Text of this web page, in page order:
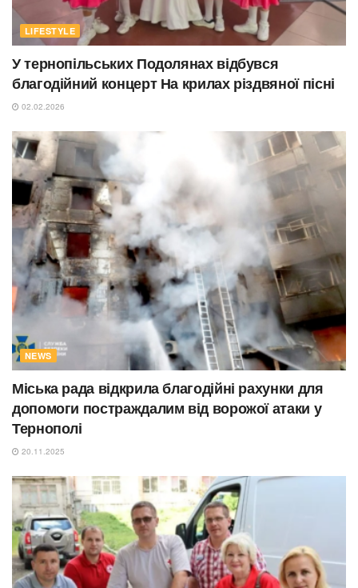
LIFESTYLE
У тернопільських Подолянах відбувся
благодійний концерт На крилах різдвяної пісні
02.02.2026
NEWS
Міська рада відкрила благодійні рахунки для
допомоги постраждалим від ворожої атаки у
Тернополі
20.11.2025